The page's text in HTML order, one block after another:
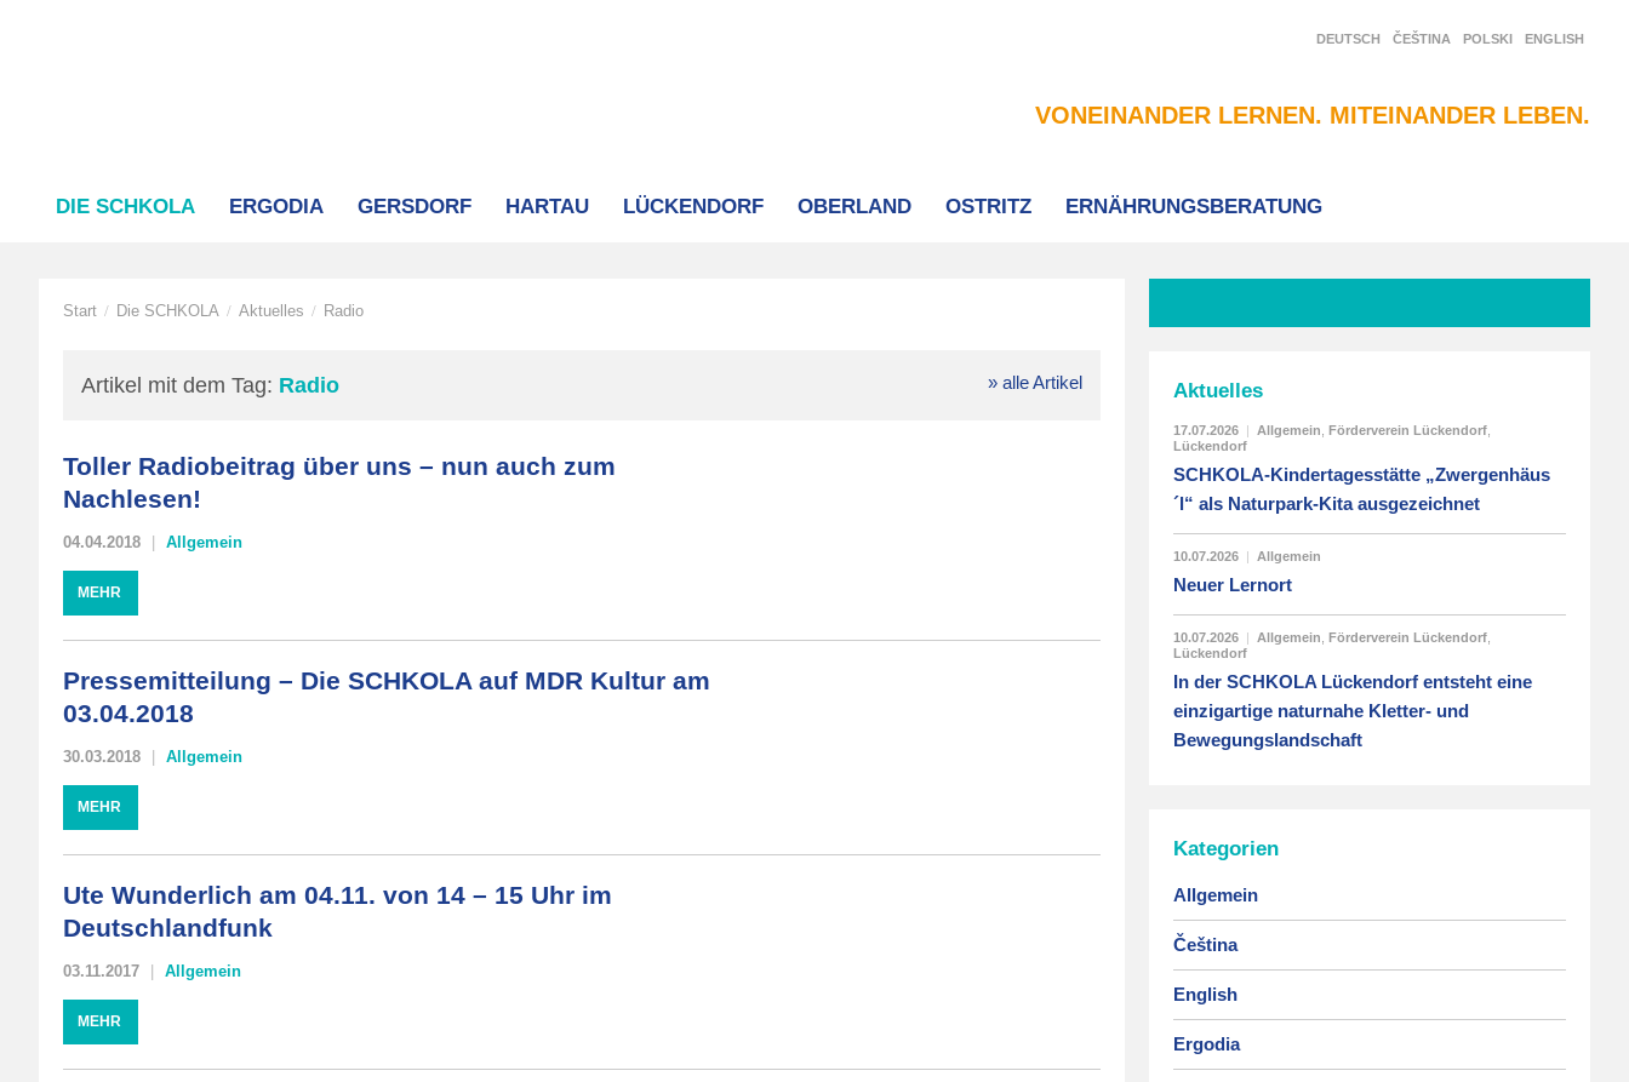
DEUTSCH ČEŠTINA POLSKI ENGLISH
VONEINANDER LERNEN. MITEINANDER LEBEN.
DIE SCHKOLA ERGODIA GERSDORF HARTAU LÜCKENDORF OBERLAND OSTRITZ ERNÄHRUNGSBERATUNG
Start / Die SCHKOLA / Aktuelles / Radio
Artikel mit dem Tag: Radio » alle Artikel
Toller Radiobeitrag über uns – nun auch zum
Nachlesen!
04.04.2018 Allgemein
MEHR
Pressemitteilung – Die SCHKOLA auf MDR Kultur am
03.04.2018
30.03.2018 Allgemein
MEHR
Ute Wunderlich am 04.11. von 14 – 15 Uhr im
Deutschlandfunk
03.11.2017 Allgemein
MEHR
Aktuelles
17.07.2026 | Allgemein Förderverein Lückendorf
Lückendorf
SCHKOLA-Kindertagesstätte „Zwergenhäus
´l“ als Naturpark-Kita ausgezeichnet
10.07.2026 | Allgemein
Neuer Lernort
10.07.2026 | Allgemein Förderverein Lückendorf
Lückendorf
In der SCHKOLA Lückendorf entsteht eine
einzigartige naturnahe Kletter- und
Bewegungslandschaft
Kategorien
Allgemein
Čeština
English
Ergodia